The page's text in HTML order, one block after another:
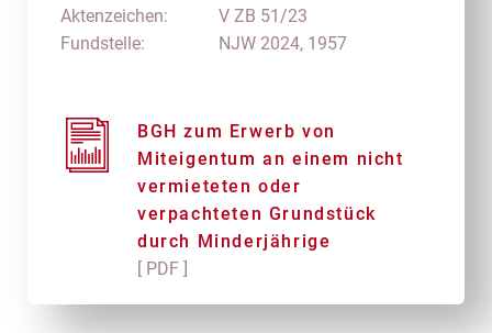
Aktenzeichen:
Fundstelle:
V ZB 51/23
NJW 2024, 1957
BGH zum Erwerb von
Miteigentum an einem nicht
vermieteten oder
verpachteten Grundstück
durch Minderjährige
[ PDF ]